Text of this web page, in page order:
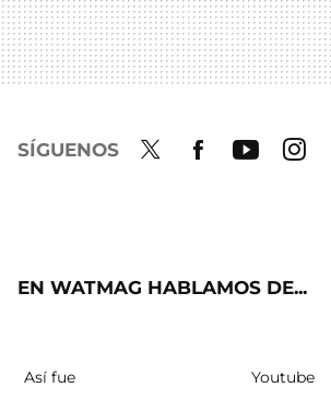
SÍGUENOS
EN WATMAG HABLAMOS DE...
Así fue Youtube